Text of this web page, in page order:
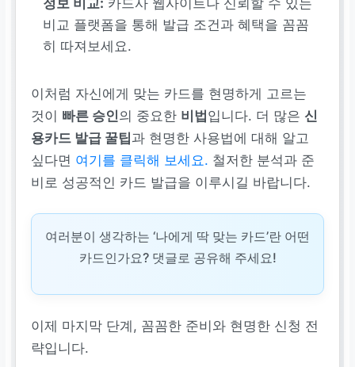
정보 비교: 카드사 웹사이트나 신뢰할 수 있는
비교 플랫폼을 통해 발급 조건과 혜택을 꼼꼼
히 따져보세요.
이처럼 자신에게 맞는 카드를 현명하게 고르는
것이 빠른 승인의 중요한 비법 입니다. 더 많은 신
용카드 발급 꿀팁과 현명한 사용법에 대해 알고
싶다면 여기를 클릭해 보세요. 철저한 분석과 준
비로 성공적인 카드 발급을 이루시길 바랍니다.
여러분이 생각하는 ‘나에게 딱 맞는 카드’란 어떤
카드인가요? 댓글로 공유해 주세요!
이제 마지막 단계, 꼼꼼한 준비와 현명한 신청 전
략입니다.